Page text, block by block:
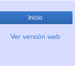
Inicio
Ver versión web